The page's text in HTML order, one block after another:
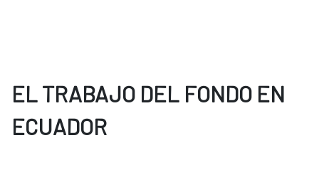
EL TRABAJO DEL FONDO EN
ECUADOR